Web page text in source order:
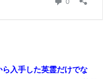
入手した英霊だけでな